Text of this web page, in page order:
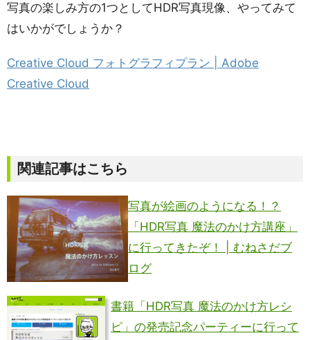
写真の楽しみ方の1つとしてHDR写真現像、やってみて
はいかがでしょうか？
Creative Cloud フォトグラフィプラン | Adobe
Creative Cloud
関連記事はこちら
写真が絵画のようになる！？
「HDR写真 魔法のかけ方講座」
に行ってきたぞ！ | むねさだブ
ログ
書籍「HDR写真 魔法のかけ方レシ
ピ」の発売記念パーティーに行って